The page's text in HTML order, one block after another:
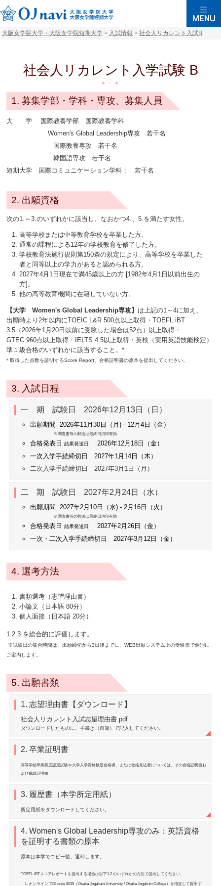
大阪女学院大学・大阪女学院短期大学 > 入試情報 > 社会人リカレント入試B
社会人リカレント入学試験 B
1. 募集学部・学科・専攻、募集人員
大 学 国際教養学部 国際教養学科
Women's Global Leadership専攻 若干名
国際教養専攻 若干名
韓国語専攻 若干名
短期大学 国際コミュニケーション学科： 若干名
2. 出願資格
次の1.～3.のいずれかに該当し、なおかつ4.、5.を満たす女性。
高等学校または中等教育学校を卒業した方。
通常の課程による12年の学校教育を修了した方。
学校教育法施行規則第150条の規定により、高等学校を卒業した
者と同等以上の学力があると認められる方。
2027年4月1日現在で満45歳以上の方 [1982年4月1日以前出生の
方]。
他の高等教育機関に在籍していない方。
【大学 Women's Global Leadership専攻】 は上記の1～4に加え、
出願時より2年以内にTOEIC L&R 500点以上取得・TOEFL iBT
3.5（2026年1月20日以前に受験した場合は52点）以上取得・
GTEC 960点以上取得・IELTS 4.5以上取得・英検（実用英語技能検定）
準１級合格のいずれかに該当すること。*
* 取得した点数を証明するScore Report、合格証明書の原本を提出してください。
3. 入試日程
一 期 試験日 2026年12月13日（日）
出願期間 2026年11月30日（月) - 12月4日（金）
※調査書等の郵送は最終日消印有効
合格発表日 結果発送日
2026年12月18日（金）
一次入学手続締切日 2027年1月14日（木）
二次入学手続締切日 2027年3月1日（月）
二 期 試験日 2027年2月24日（水）
出願期間 2027年2月10日（水) - 2月16日（火）
※調査書等の郵送は最終日消印有効
合格発表日 結果発送日
2027年2月26日（金）
一次・二次入学手続締切日 2027年3月12日（金）
4. 選考方法
書類選考（志望理由書）
小論文（日本語 80分）
個人面接（日本語 20分）
1.2.3.を総合的に評価します。
※試験日の集合時間は、出願締切から3日後までに、WEB出願システム上の受験票で個別に
ご案内します。
5. 出願書類
1. 志望理由書【ダウンロード】
社会人リカレント入試志望理由書.pdf
ダウンロードしたものに、手書き（自筆）で記入してください。
2. 卒業証明書
高等学校卒業程度認定試験や大学入学資格検定合格者、または合格見込者については、その合格証明書お
よび成績証明書
3. 履歴書（本学所定用紙）
所定用紙をダウンロードしてください。
4. Women's Global Leadership専攻のみ：英語資格
を証明する書類の原本
原本は本学でコピー後、返却します。
TOEFL iBTスコアレポートを提出する場合は以下1.2.のいずれかの方法で提出してください。
オンラインでDI code 8035（Osaka Jogakuin University / Osaka Jogakuin College）を指定して提出す